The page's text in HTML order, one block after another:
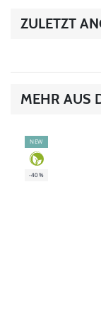
ZULETZT
MEHR AUS
NEW
-40%